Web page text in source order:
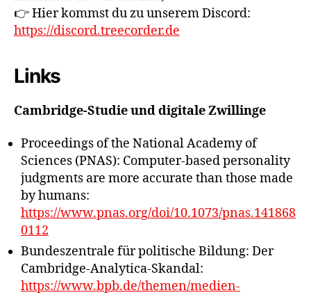
👉 Hier kommst du zu unserem Discord:
https://discord.treecorder.de
Links
Cambridge-Studie und digitale Zwillinge
Proceedings of the National Academy of
Sciences (PNAS): Computer-based personality
judgments are more accurate than those made
by humans:
https://www.pnas.org/doi/10.1073/pnas.141868
0112
Bundeszentrale für politische Bildung: Der
Cambridge-Analytica-Skandal:
https://www.bpb.de/themen/medien-